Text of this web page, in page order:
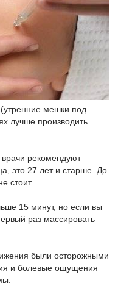
(утренние мешки под
лучше производить
врачи рекомендуют
это 27 лет и старше. До
стоит.
15 минут, но если вы
раз массировать
были осторожными
и болевые ощущения